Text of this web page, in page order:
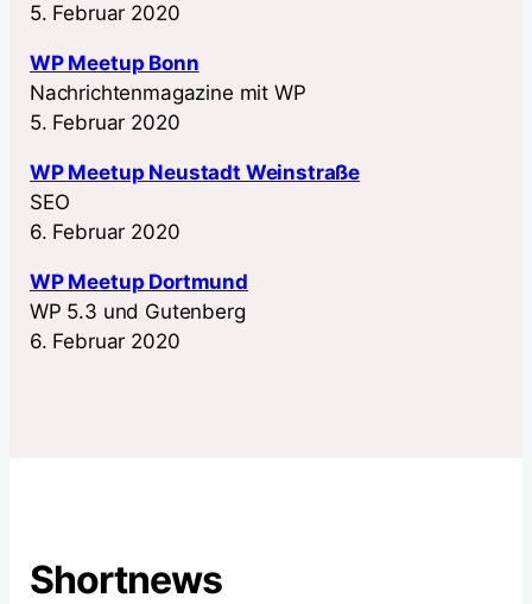
5. Februar 2020
WP Meetup Bonn
Nachrichtenmagazine mit WP
5. Februar 2020
WP Meetup Neustadt Weinstraße
SEO
6. Februar 2020
WP Meetup Dortmund
WP 5.3 und Gutenberg
6. Februar 2020
Shortnews